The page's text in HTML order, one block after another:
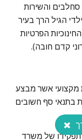
והשירות
דואגת לכך שילדי הגיל הרך בעיר
הפרטיות
מקצועי אשר מבצע
בתנאי סף חשובים
תפקידו של משרד